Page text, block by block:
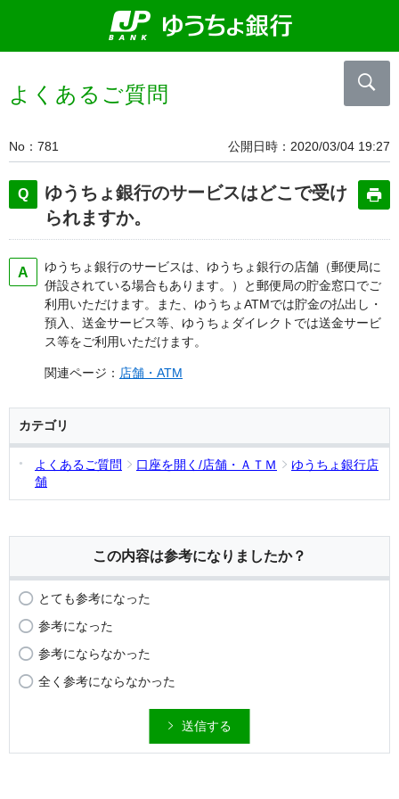
よくあるご質問
No 781 公開日時 2020/03/04 19:27
ゆうちょ銀行のサービスはどこで受け
られますか。
ゆうちょ銀行のサービスは、ゆうちょ銀行の店舗（郵便局に
併設されている場合もあります。）と郵便局の貯金窓口でご
利用いただけます。また、ゆうちょATMでは貯金の払出し・
預入、送金サービス等、ゆうちょダイレクトでは送金サービ
ス等をご利用いただけます。
関連ページ： 店舗・ATM
カテゴリ
よくあるご質問 口座を開く/店舗・ＡＴＭ
ゆうちょ銀行店
舗
この内容は参考になりましたか？
とても参考になった
参考になった
参考にならなかった
全く参考にならなかった
送信する